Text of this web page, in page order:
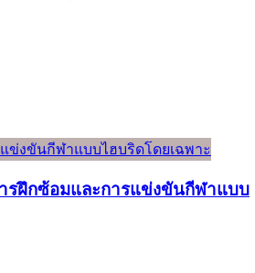
รฝึกซ้อมและการแข่งขันกีฬาแบบ